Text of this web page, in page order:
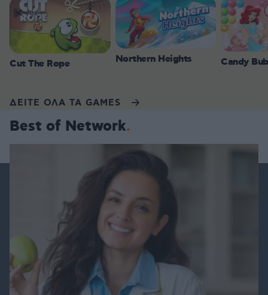
Cut The Rope Northern Heights Candy
ΔΕΙΤΕ ΟΛΑ ΤΑ GAMES
Best of Network